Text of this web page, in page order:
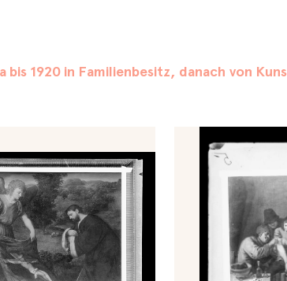
bis 1920 in Familienbesitz, danach von